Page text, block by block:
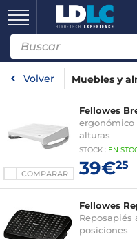
Volver Muebles y
COMPARAR
Fellowes
ergonómico
alturas
STOCK : EN
39€25
Fellowes
Reposapiés
posiciones